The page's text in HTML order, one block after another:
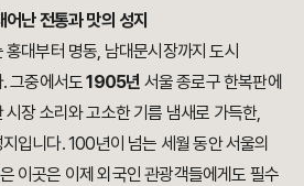
난 전통과 맛의 성지
대부터 명동, 남대문시장까지 도시
. 그중에서도1905년 서울 종로구 한복판에
시장 소리와 고소한 기름 냄새로 가득한,
입니다. 100년이 넘는 세월 동안 서울의
이곳은 이제 외국인 관광객들에게도 필수